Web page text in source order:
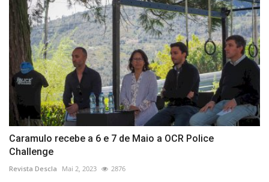
Caramulo recebe a 6 e 7 de Maio a OCR Police
Challenge
Revista Descla Mai 2, 2023 2876